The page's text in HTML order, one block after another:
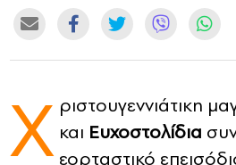
SPORTS
DIA Y NOCHE
CONTACT
ADVERTISE
Χ ριστουγεννιάτικη
και Ευχοστολίδια
εορταστικό